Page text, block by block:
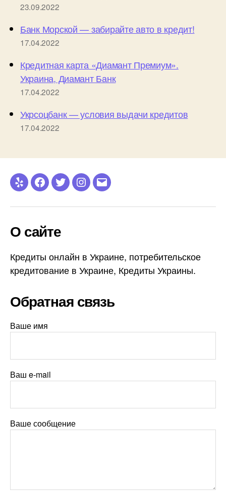
23.09.2022
Банк Морской — забирайте авто в кредит!
17.04.2022
Кредитная карта «Диамант Премиум».
Украина, Диамант Банк
17.04.2022
Укрсоцбанк — условия выдачи кредитов
17.04.2022
Yelp Facebook
TwitterInstagram
Email
О сайте
Кредиты онлайн в Украине, потребительское
кредитование в Украине, Кредиты Украины.
Обратная связь
Ваше имя
Ваш e-mail
Ваше сообщение